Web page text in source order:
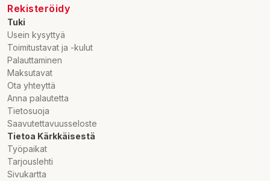
Rekisteröidy
Tuki
Usein kysyttyä
Toimitustavat ja -kulut
Palauttaminen
Maksutavat
Ota yhteyttä
Anna palautetta
Tietosuoja
Saavutettavuusseloste
Tietoa Kärkkäisestä
Työpaikat
Tarjouslehti
Sivukartta